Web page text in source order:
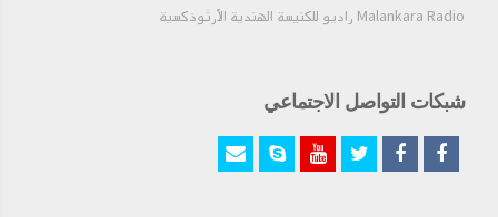
Malankara Radio راديو للكنيسة الهندية الأرثوذكسية
شبكات التواصل الاجتماعي